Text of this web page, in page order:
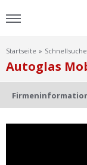
Home
Startseite Schnellsuche
Autoglas